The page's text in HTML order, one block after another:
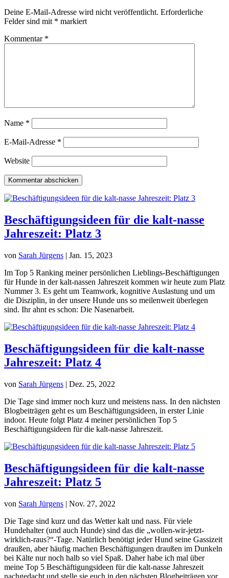
Deine E-Mail-Adresse wird nicht veröffentlicht. Erforderliche
Felder sind mit * markiert
Kommentar *
Name *
E-Mail-Adresse *
Website
Kommentar abschicken
Beschäftigungsideen für die kalt-nasse
Jahreszeit: Platz 3
von Sarah Jürgens | Jan. 15, 2023
Im Top 5 Ranking meiner persönlichen Lieblings-Beschäftigungen
für Hunde in der kalt-nassen Jahreszeit kommen wir heute zum Platz
Nummer 3. Es geht um Teamwork, kognitive Auslastung und um
die Disziplin, in der unsere Hunde uns so meilenweit überlegen
sind. Ihr ahnt es schon: Die Nasenarbeit.
Beschäftigungsideen für die kalt-nasse
Jahreszeit: Platz 4
von Sarah Jürgens | Dez. 25, 2022
Die Tage sind immer noch kurz und meistens nass. In den nächsten
Blogbeiträgen geht es um Beschäftigungsideen, in erster Linie
indoor. Heute folgt Platz 4 meiner persönlichen Top 5
Beschäftigungsideen für die kalt-nasse Jahreszeit.
Beschäftigungsideen für die kalt-nasse
Jahreszeit: Platz 5
von Sarah Jürgens | Nov. 27, 2022
Die Tage sind kurz und das Wetter kalt und nass. Für viele
Hundehalter (und auch Hunde) sind das die „wollen-wir-jetzt-
wirklich-raus?“-Tage. Natürlich benötigt jeder Hund seine Gassizeit
draußen, aber häufig machen Beschäftigungen draußen im Dunkeln
bei Kälte nur noch halb so viel Spaß. Daher habe ich mal über
meine Top 5 Beschäftigungsideen für die kalt-nasse Jahreszeit
nachgedacht und stelle sie euch in den nächsten Blogbeiträgen vor.